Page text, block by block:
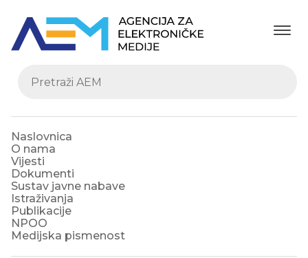
Naslovnica
O nama
Vijesti
Dokumenti
Sustav javne nabave
Istraživanja
Publikacije
NPOO
Medijska pismenost